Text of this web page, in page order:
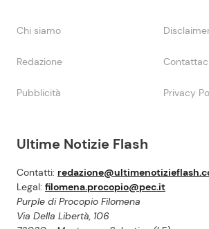
Ultime Notizie Flash
Contatti:
Legal: filomena.procopio@pec.it
Purple di Procopio Filomena
Via Della Libertà, 106
Chi siamo
Redazione
Pubblicità Privacy